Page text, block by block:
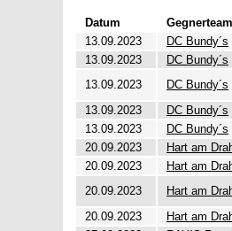
Datum Gegnerteam
13.09.2023
DC Bundy´s
13.09.2023
DC Bundy´s
13.09.2023
DC Bundy´s
13.09.2023
DC Bundy´s
13.09.2023
DC Bundy´s
20.09.2023
Hart am
20.09.2023
Hart am
20.09.2023
Hart am
20.09.2023
Hart am